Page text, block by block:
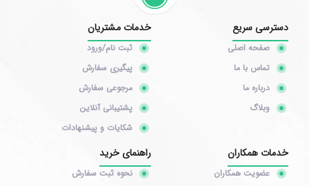
دسترسی سریع
صفحه اصلی
تماس با ما
درباره ما
وبلاگ
خدمات مشتریان
ثبت نام/ورود
پیگیری سفارش
مرجوعی سفارش
پشتیبانی آنلاین
شکایات و پیشنهادات
خدمات همکاران
عضویت همکاران
راهنمای خرید
نحوه ثبت سفارش